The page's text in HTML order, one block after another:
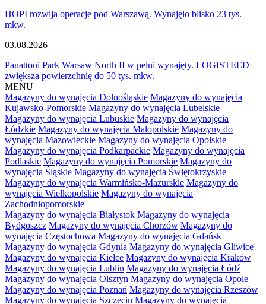
HOPI rozwija operacje pod Warszawą. Wynajęło blisko 23 tys.
mkw.
03.08.2026
Panattoni Park Warsaw North II w pełni wynajęty. LOGISTEED
zwiększa powierzchnię do 50 tys. mkw.
MENU
Magazyny do wynajęcia Dolnośląskie Magazyny do wynajęcia
Kujawsko-Pomorskie Magazyny do wynajęcia Lubelskie
Magazyny do wynajęcia Lubuskie Magazyny do wynajęcia
Łódzkie Magazyny do wynajęcia Małopolskie Magazyny do
wynajęcia Mazowieckie Magazyny do wynajęcia Opolskie
Magazyny do wynajęcia Podkarpackie Magazyny do wynajęcia
Podlaskie Magazyny do wynajęcia Pomorskie Magazyny do
wynajęcia Śląskie Magazyny do wynajęcia Świętokrzyskie
Magazyny do wynajęcia Warmińsko-Mazurskie Magazyny do
wynajęcia Wielkopolskie Magazyny do wynajęcia
Zachodniopomorskie
Magazyny do wynajęcia Białystok Magazyny do wynajęcia
Bydgoszcz Magazyny do wynajęcia Chorzów Magazyny do
wynajęcia Częstochowa Magazyny do wynajęcia Gdańsk
Magazyny do wynajęcia Gdynia Magazyny do wynajęcia Gliwice
Magazyny do wynajęcia Kielce Magazyny do wynajęcia Kraków
Magazyny do wynajęcia Lublin Magazyny do wynajęcia Łódź
Magazyny do wynajęcia Olsztyn Magazyny do wynajęcia Opole
Magazyny do wynajęcia Poznań Magazyny do wynajęcia Rzeszów
Magazyny do wynajęcia Szczecin Magazyny do wynajęcia